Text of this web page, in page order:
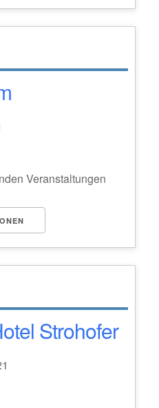
Veranstaltungen
Strohofer